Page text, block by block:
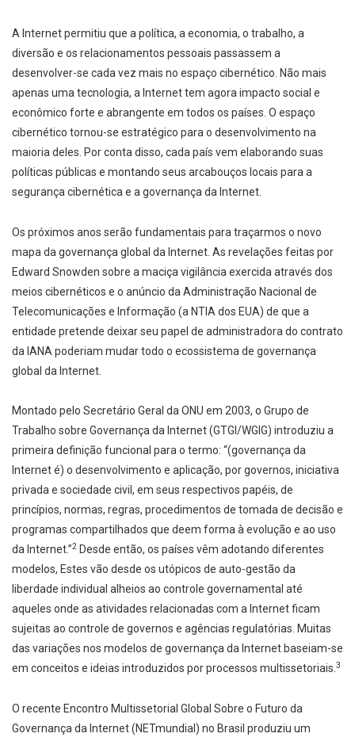
A Internet permitiu que a política, a economia, o trabalho, a
diversão e os relacionamentos pessoais passassem a
desenvolver-se cada vez mais no espaço cibernético. Não mais
apenas uma tecnologia, a Internet tem agora impacto social e
econômico forte e abrangente em todos os países. O espaço
cibernético tornou-se estratégico para o desenvolvimento na
maioria deles. Por conta disso, cada país vem elaborando suas
políticas públicas e montando seus arcabouços locais para a
segurança cibernética e a governança da Internet.
Os próximos anos serão fundamentais para traçarmos o novo
mapa da governança global da Internet. As revelações feitas por
Edward Snowden sobre a maciça vigilância exercida através dos
meios cibernéticos e o anúncio da Administração Nacional de
Telecomunicações e Informação (a NTIA dos EUA) de que a
entidade pretende deixar seu papel de administradora do contrato
da IANA poderiam mudar todo o ecossistema de governança
global da Internet.
Montado pelo Secretário Geral da ONU em 2003, o Grupo de
Trabalho sobre Governança da Internet (GTGI/WGIG) introduziu a
primeira definição funcional para o termo: “(governança da
Internet é) o desenvolvimento e aplicação, por governos, iniciativa
privada e sociedade civil, em seus respectivos papéis, de
princípios, normas, regras, procedimentos de tomada de decisão e
programas compartilhados que deem forma à evolução e ao uso
da Internet.”2 Desde então, os países vêm adotando diferentes
modelos, Estes vão desde os utópicos de auto-gestão da
liberdade individual alheios ao controle governamental até
aqueles onde as atividades relacionadas com a Internet ficam
sujeitas ao controle de governos e agências regulatórias. Muitas
das variações nos modelos de governança da Internet baseiam-se
em conceitos e ideias introduzidos por processos multissetoriais.3
O recente Encontro Multissetorial Global Sobre o Futuro da
Governança da Internet (NETmundial) no Brasil produziu um